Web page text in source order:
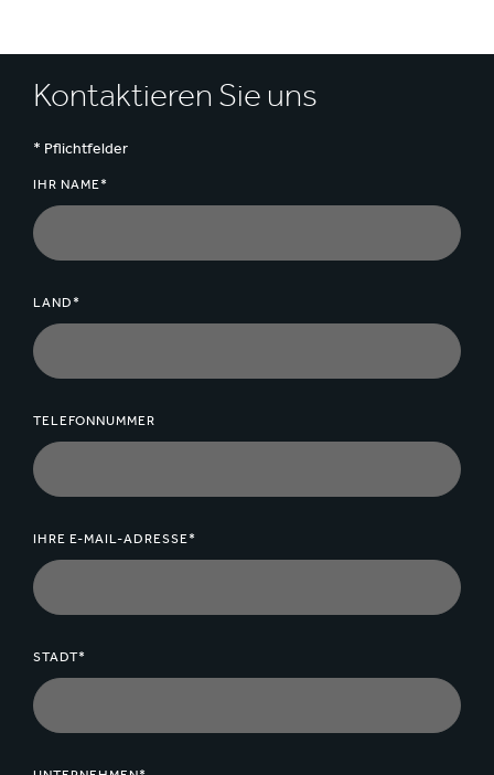
Kontaktieren Sie uns
* Pflichtfelder
IHR NAME*
LAND*
TELEFONNUMMER
IHRE E-MAIL-ADRESSE*
STADT*